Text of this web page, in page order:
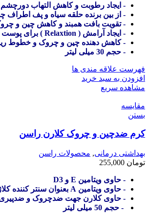
- ایجاد رطوبت و کاهش التهاب دورچشم
- از بین برنده حلقه سیاه و پف اطراف
- تقویت بافت همبند و کاهش چین و
- ایجاد آرامش ( Relaxtion ) برای پوست اطراف چشم
- کاهش دهنده چین و چروک و خطوط
- حجم 30 میلی لیتر
فهرست علاقه مندی ها
افزودن به سبد خرید
مشاهده سریع
مقایسه
بستن
کرم ضدچین و چروک کلارن راسن
بهداشتی درمانی, محصولات راسن
تومان
- حاوی ویتامین E و D3
- حاوی ویتامین A بعنوان سنتر کننده کلاژن
- حاوی کلارن جهت ضدچروک و
- حجم 50 میلی لیتر